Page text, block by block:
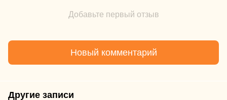
Добавьте первый отзыв
Новый комментарий
Другие записи